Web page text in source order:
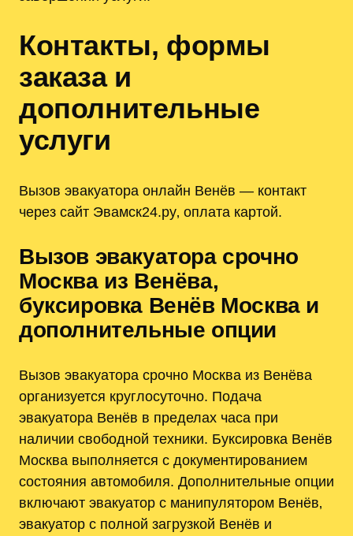
Контакты‚ формы
заказа и
дополнительные
услуги
Вызов эвакуатора онлайн Венёв — контакт
через сайт Эвамск24.ру‚ оплата картой.
Вызов эвакуатора срочно
Москва из Венёва‚
буксировка Венёв Москва и
дополнительные опции
Вызов эвакуатора срочно Москва из Венёва
организуется круглосуточно. Подача
эвакуатора Венёв в пределах часа при
наличии свободной техники. Буксировка Венёв
Москва выполняется с документированием
состояния автомобиля. Дополнительные опции
включают эвакуатор с манипулятором Венёв‚
эвакуатор с полной загрузкой Венёв и